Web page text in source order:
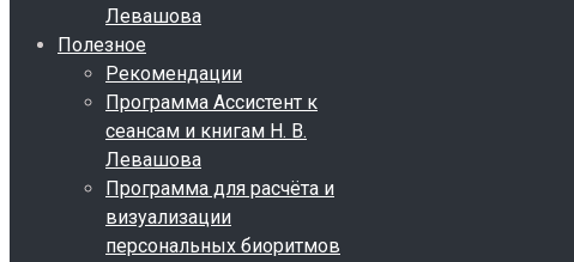
Левашова
Полезное
Рекомендации
Программа Ассистент к
сеансам и книгам Н. В.
Левашова
Программа для расчёта и
визуализации
персональных биоритмов